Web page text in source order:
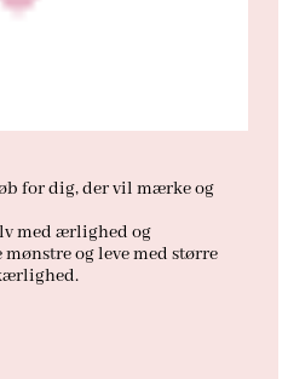
for dig, der vil mærke og
med ærlighed og
og leve med større